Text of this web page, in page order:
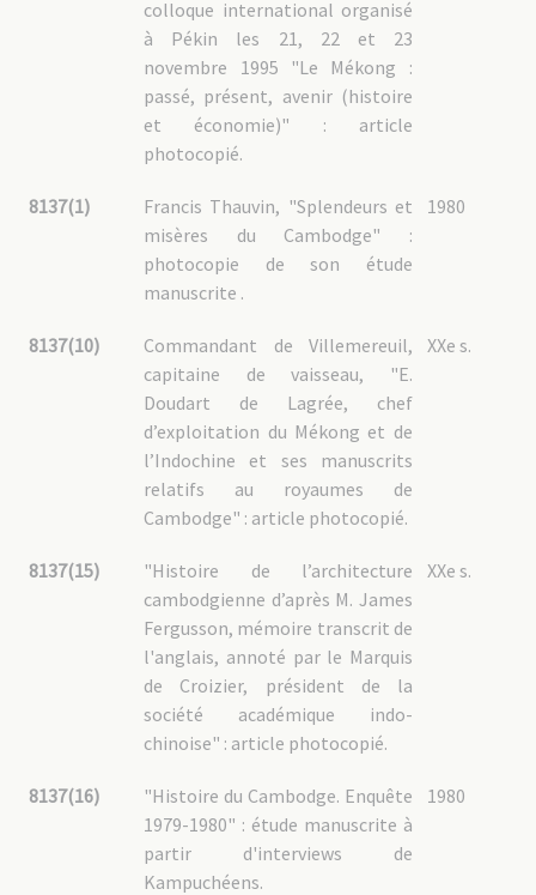
colloque international organisé
à Pékin les 21, 22 et 23
novembre 1995 "Le Mékong :
passé, présent, avenir (histoire
et économie)" : article
photocopié.
8137(1) 1980
Francis Thauvin, "Splendeurs et
misères du Cambodge" :
photocopie de son étude
manuscrite .
8137(10) XXe s.
Commandant de Villemereuil,
capitaine de vaisseau, "E.
Doudart de Lagrée, chef
d’exploitation du Mékong et de
l’Indochine et ses manuscrits
relatifs au royaumes de
Cambodge" : article photocopié.
8137(15) XXe s.
"Histoire de l’architecture
cambodgienne d’après M. James
Fergusson, mémoire transcrit de
l'anglais, annoté par le Marquis
de Croizier, président de la
société académique indo-
chinoise" : article photocopié.
8137(16) 1980
"Histoire du Cambodge. Enquête
1979-1980" : étude manuscrite à
partir d'interviews de
Kampuchéens.